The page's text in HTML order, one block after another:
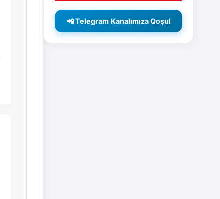
📲 Telegram Kanalımıza Qoşul